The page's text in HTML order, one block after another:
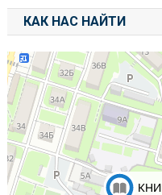
КАК НАС НАЙТИ